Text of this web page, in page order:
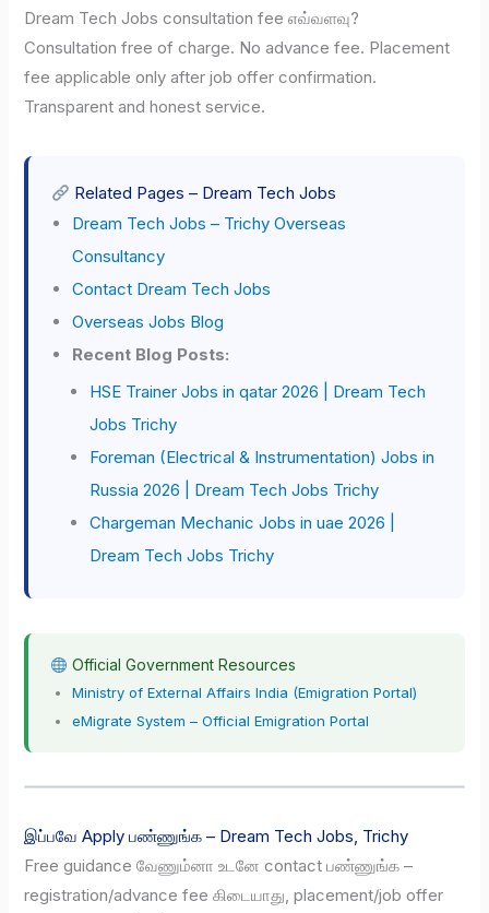
Dream Tech Jobs consultation fee எவ்வளவு?
Consultation free of charge. No advance fee. Placement
fee applicable only after job offer confirmation.
Transparent and honest service.
Related Pages – Dream Tech Jobs
Dream Tech Jobs – Trichy Overseas
Consultancy
Contact Dream Tech Jobs
Overseas Jobs Blog
Recent Blog Posts:
HSE Trainer Jobs in qatar 2026 | Dream Tech
Jobs Trichy
Foreman (Electrical & Instrumentation) Jobs in
Russia 2026 | Dream Tech Jobs Trichy
Chargeman Mechanic Jobs in uae 2026 |
Dream Tech Jobs Trichy
Official Government Resources
Ministry of External Affairs India (Emigration Portal)
eMigrate System – Official Emigration Portal
இப்பவே Apply பண்ணுங்க – Dream Tech Jobs, Trichy
Free guidance வேணும்னா உடனே contact பண்ணுங்க –
registration/advance fee கிடையாது, placement/job offer